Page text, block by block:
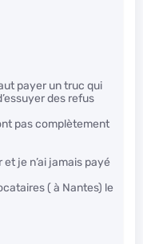
payer un truc qui
des refus
pas complètement
je n’ai jamais payé
( à Nantes) le